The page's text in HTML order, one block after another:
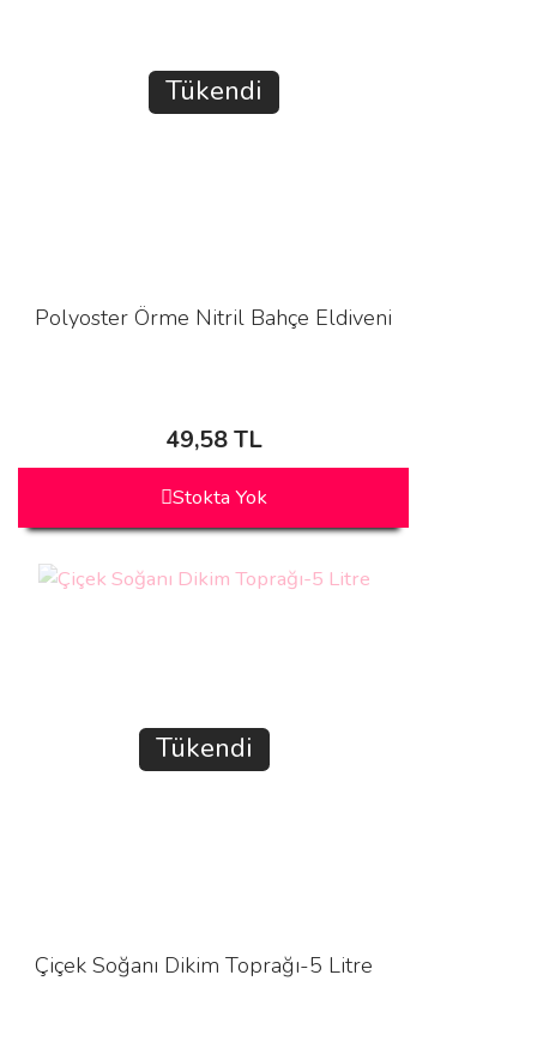
Tükendi
Polyoster Örme Nitril Bahçe Eldiveni
49,58 TL
Stokta Yok
Tükendi
Çiçek Soğanı Dikim Toprağı-5 Litre